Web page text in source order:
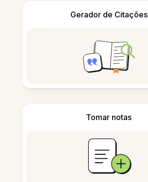
Gerador de Citações
Tomar notas